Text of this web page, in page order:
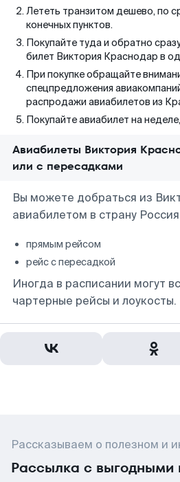
Лететь транзитом дешево, по
конечных пунктов.
Покупайте туда и обратно
билет Виктория Краснодар в
При покупке обращайте
спецпредложения
распродажи авиабилетов из
Покупайте авиабилет на
Авиабилеты Виктория
или с пересадками
Вы можете добраться из
авиабилетом в страну
прямым рейсом
рейс с пересадкой
Иногда в расписании могут
чартерные рейсы и лоукосты.
Рассказываем о полезном и
Рассылка с выгодными